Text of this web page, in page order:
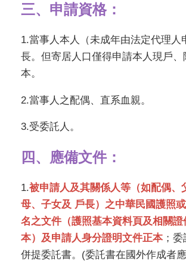
三、申請資格：
1.當事人本人（未成年由法定代理人
長。但寄居人口僅得申請本人現戶、
本。
2.當事人之配偶、直系血親。
3.受委託人。
四、應備文件：
1.被申請人及其關係人等（如配偶、
母、子女及 戶長）之中華民國護照
名之文件（護照基本資料頁及相關證
本）及申請人身分證明文件正本；委
併提委託書。(委託書在國外作成者